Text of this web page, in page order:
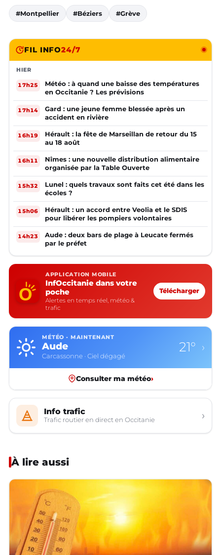
#Montpellier #Béziers #Grève
FIL INFO24/7
HIER
17h25
Météo : à quand une baisse des températures
en Occitanie ? Les prévisions
17h14
Gard : une jeune femme blessée après un
accident en rivière
16h19
Hérault : la fête de Marseillan de retour du 15
au 18 août
16h11
Nîmes : une nouvelle distribution alimentaire
organisée par la Table Ouverte
15h32
Lunel : quels travaux sont faits cet été dans les
écoles ?
15h06
Hérault : un accord entre Veolia et le SDIS
pour libérer les pompiers volontaires
14h23
Aude : deux bars de plage à Leucate fermés
par le préfet
APPLICATION MOBILE
InfOccitanie dans votre
poche
Alertes en temps réel, météo &
trafic
Télécharger
MÉTÉO · MAINTENANT
Aude
Carcassonne · Ciel dégagé
21° ›
Consulter ma météo›
Info trafic
Trafic routier en direct en Occitanie ›
À lire aussi